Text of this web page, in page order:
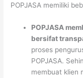
POPJASA memiliki
POPJASA
bersifat
proses
POPJASA.
membuat klien